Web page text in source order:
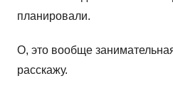
планировали.
О, это вообще
расскажу.